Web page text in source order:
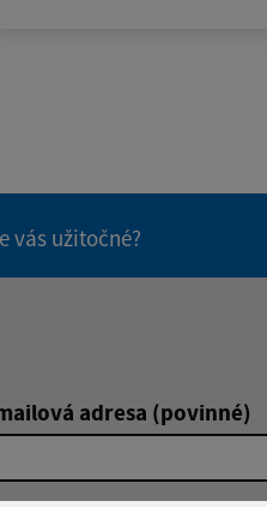
vás užitočné?
adresa (povinné)